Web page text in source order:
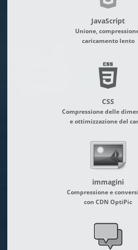
JavaScript
Unione,
caricamento lento
CSS
Compressione delle
e ottimizzazione del
immagini
Compressione e
con CDN OptiPic